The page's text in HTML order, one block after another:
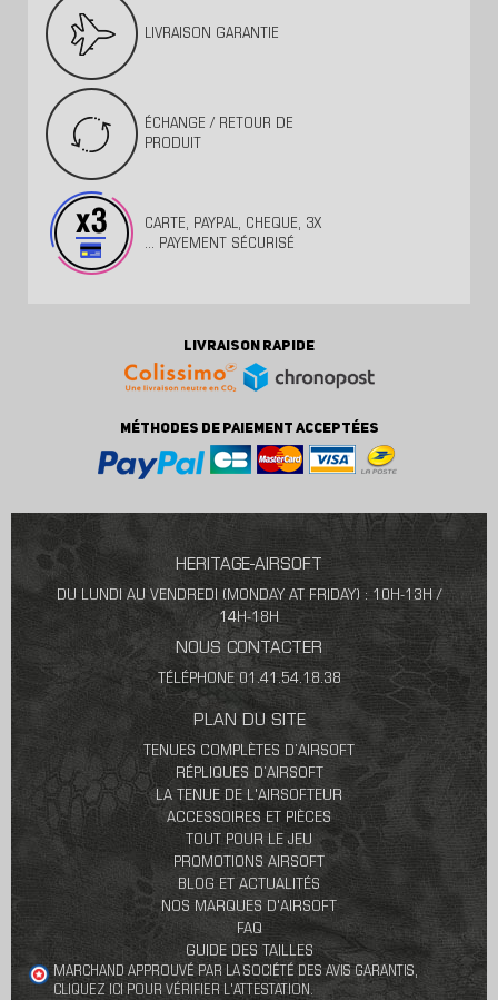
LIVRAISON GARANTIE
ÉCHANGE / RETOUR DE
PRODUIT
CARTE, PAYPAL, CHEQUE, 3X
... PAYEMENT SÉCURISÉ
LIVRAISON RAPIDE
MÉTHODES DE PAIEMENT ACCEPTÉES
HERITAGE-AIRSOFT
DU LUNDI AU VENDREDI (MONDAY AT FRIDAY) : 10H-13H /
14H-18H
NOUS CONTACTER
TÉLÉPHONE 01.41.54.18.38
PLAN DU SITE
TENUES COMPLÈTES D’AIRSOFT
RÉPLIQUES D’AIRSOFT
LA TENUE DE L'AIRSOFTEUR
ACCESSOIRES ET PIÈCES
TOUT POUR LE JEU
PROMOTIONS AIRSOFT
BLOG ET ACTUALITÉS
NOS MARQUES D'AIRSOFT
FAQ
GUIDE DES TAILLES
MARCHAND APPROUVÉ PAR LA SOCIÉTÉ DES AVIS GARANTIS,
CLIQUEZ ICI POUR VÉRIFIER L'ATTESTATION .